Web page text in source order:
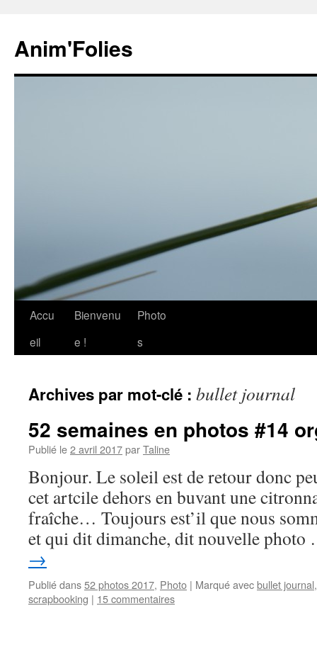
Anim'Folies
Aller
Accu
eil
Bienvenu
e !
Photo
s
Archives par mot-clé : bullet journal
52 semaines en photos #14
Publié le2 avril 2017parTaline
Bonjour. Le soleil est de retour donc
cet artcile dehors en buvant une
fraîche… Toujours est’il que nous
et qui dit dimanche, dit nouvelle
→
Publié dans52 photos 2017, Photo | Marqué avecbullet journal
scrapbooking | 15 commentaires